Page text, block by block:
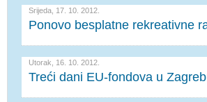
Srijeda, 17. 10. 2012.
Ponovo besplatne rekreativne
Utorak, 16. 10. 2012.
Treći dani EU-fondova u